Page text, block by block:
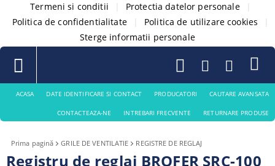
Termeni si conditii Protectia datelor personale
Politica de confidentialitate
Politica de utilizare cookies
Sterge informatii personale
ACASA DATE IDENTIFICARE SI CONTACT PRODUCATORI CAUTARE AVANSATA
CONTACTEAZA-NE INTREBARI FRECVENTE RETURNARE PRODUSE
Prima pagină GRILE DE VENTILATIE REGISTRE DE REGLAJ
Registru de reglaj BROFER SRC-100